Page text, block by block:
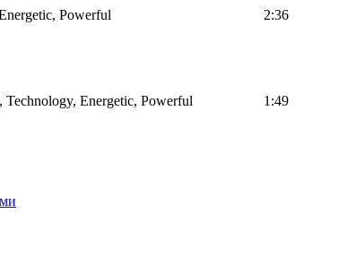
Powerful 2:36
Technology, Energetic, Powerful 1:49